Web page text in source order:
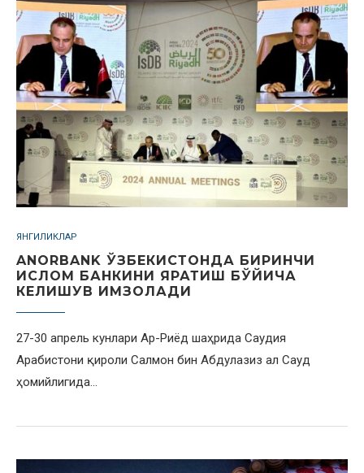
ЯНГИЛИКЛАР
ANORBANK ЎЗБЕКИСТОНДА БИРИНЧИ
ИСЛОМ БАНКИНИ ЯРАТИШ БЎЙИЧА
КЕЛИШУВ ИМЗОЛАДИ
27-30 апрель кунлари Ар-Риёд шаҳрида Саудия
Арабистони қироли Салмон бин Абдулазиз ал Сауд
ҳомийлигида…